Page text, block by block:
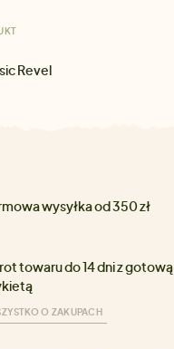
Revel
wysyłka od 350 zł
towaru do 14 dni z gotową
O ZAKUPACH